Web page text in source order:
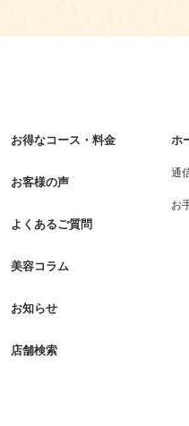
お得なコース・料金
お客様の声
よくあるご質問
美容コラム
お知らせ
店舗検索
ホ
通
お